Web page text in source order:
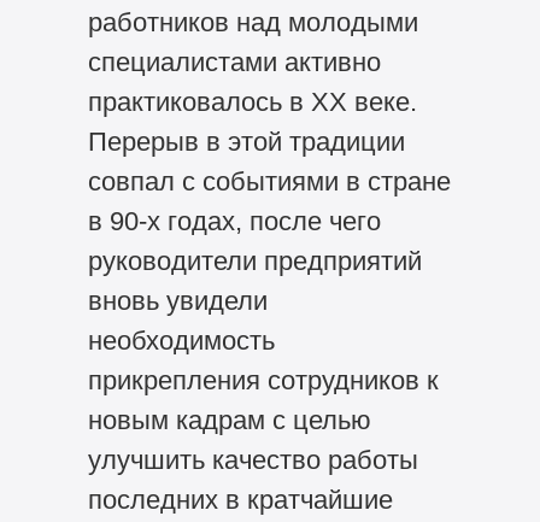
работников над молодыми
специалистами активно
практиковалось в XX веке.
Перерыв в этой традиции
совпал с событиями в стране
в 90-х годах, после чего
руководители предприятий
вновь увидели
необходимость
прикрепления сотрудников к
новым кадрам с целью
улучшить качество работы
последних в кратчайшие